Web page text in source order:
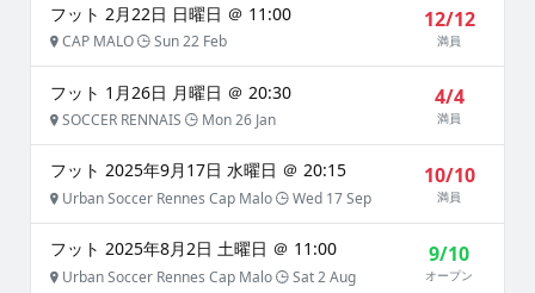
フット 2月22日 日曜日 ＠ 11:00
CAP MALO Sun 22 Feb
12/12
満員
フット 1月26日 月曜日 ＠ 20:30
SOCCER RENNAIS Mon 26 Jan
4/4
満員
フット 2025年9月17日 水曜日 ＠ 20:15
Urban Soccer Rennes Cap Malo Wed 17 Sep
10/10
満員
フット 2025年8月2日 土曜日 ＠ 11:00
Urban Soccer Rennes Cap Malo Sat 2 Aug
9/10
オープン